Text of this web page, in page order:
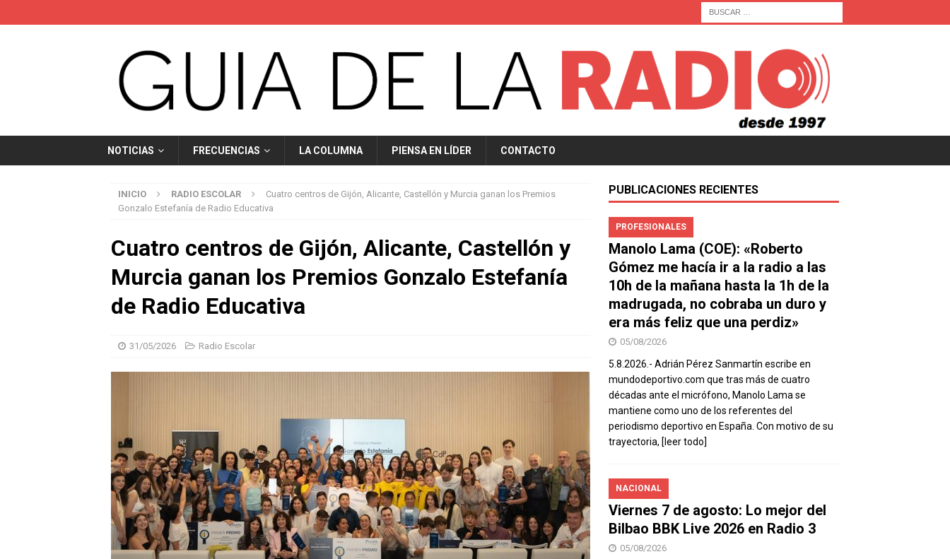
NOTICIAS FRECUENCIAS LA COLUMNA PIENSA EN LÍDER CONTACTO
INICIO RADIO ESCOLAR
Cuatro centros de Gijón, Alicante, Castellón y Murcia ganan los Premios
Gonzalo Estefanía de Radio Educativa
Cuatro centros de Gijón, Alicante, Castellón y
Murcia ganan los Premios Gonzalo Estefanía
de Radio Educativa
31/05/2026 Radio Escolar
PUBLICACIONES RECIENTES
PROFESIONALES
Manolo Lama (COE): «Roberto
Gómez me hacía ir a la radio a las
10h de la mañana hasta la 1h de la
madrugada, no cobraba un duro y
era más feliz que una perdiz»
05/08/2026
5.8.2026.- Adrián Pérez Sanmartín escribe en
mundodeportivo.com que tras más de cuatro
décadas ante el micrófono, Manolo Lama se
mantiene como uno de los referentes del
periodismo deportivo en España. Con motivo de su
trayectoria, [leer todo]
NACIONAL
Viernes 7 de agosto: Lo mejor del
Bilbao BBK Live 2026 en Radio 3
05/08/2026